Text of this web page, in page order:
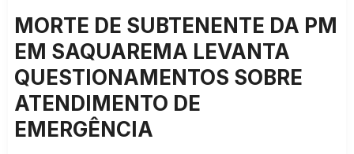
MORTE DE SUBTENENTE DA PM
EM SAQUAREMA LEVANTA
QUESTIONAMENTOS SOBRE
ATENDIMENTO DE
EMERGÊNCIA